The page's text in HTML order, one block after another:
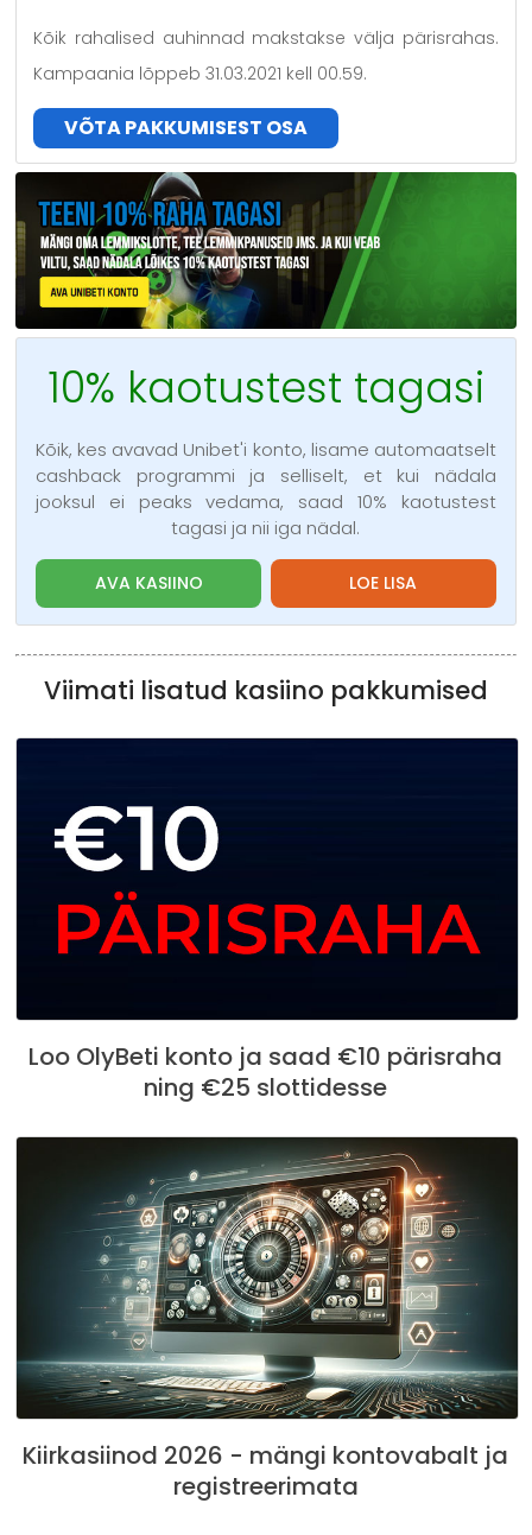
Kõik rahalised auhinnad makstakse välja pärisrahas.
Kampaania lõppeb 31.03.2021 kell 00.59.
VÕTA PAKKUMISEST OSA
10% kaotustest tagasi
Kõik, kes avavad Unibet'i konto, lisame automaatselt
cashback programmi ja selliselt, et kui nädala
jooksul ei peaks vedama, saad 10% kaotustest
tagasi ja nii iga nädal.
AVA KASIINO LOE LISA
Viimati lisatud kasiino pakkumised
Loo OlyBeti konto ja saad €10 pärisraha
ning €25 slottidesse
Kiirkasiinod 2026 - mängi kontovabalt ja
registreerimata